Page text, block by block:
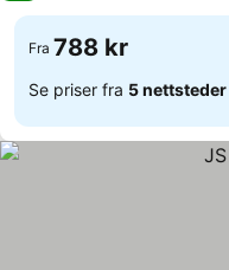
Fra 788 kr
Se priser fra 5 nettsteder